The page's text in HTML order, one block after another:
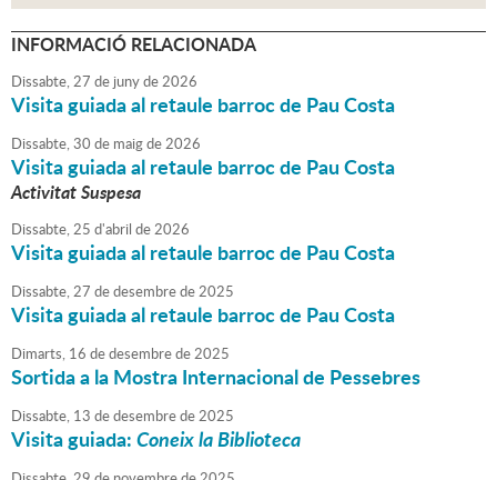
INFORMACIÓ RELACIONADA
Dissabte,27 de junyde2026
Visita guiada al retaule barroc de Pau Costa
Dissabte,30 de maigde2026
Visita guiada al retaule barroc de Pau Costa
Activitat Suspesa
Dissabte,25 d'abril de2026
Visita guiada al retaule barroc de Pau Costa
Dissabte,27 dedesembrede2025
Visita guiada al retaule barroc de Pau Costa
Dimarts, 16 dedesembrede2025
Sortida a la Mostra Internacional de Pessebres
Dissabte, 13 dedesembrede2025
Visita guiada:Coneix la Biblioteca